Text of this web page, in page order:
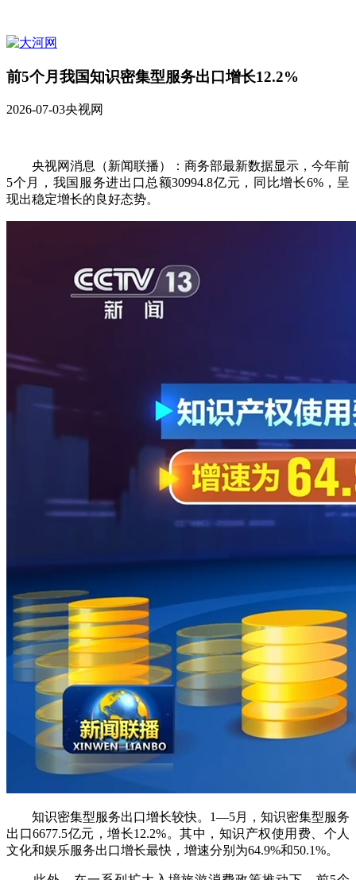
前5个月我国知识密集型服务出口增长12.2%
2026-07-03央视网
央视网消息（新闻联播）：商务部最新数据显示，今年前
5个月，我国服务进出口总额30994.8亿元，同比增长6%，呈
现出稳定增长的良好态势。
知识密集型服务出口增长较快。1—5月，知识密集型服务
出口6677.5亿元，增长12.2%。其中，知识产权使用费、个人
文化和娱乐服务出口增长最快，增速分别为64.9%和50.1%。